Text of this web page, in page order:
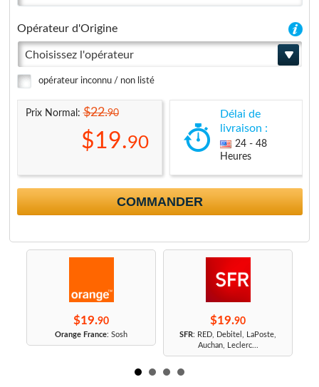
Opérateur d'Origine
Choisissez l'opérateur
opérateur inconnu / non listé
Prix Normal:$22.90
$19.90
Délai de
livraison :
24 - 48
Heures
COMMANDER
$19.90
Orange France: Sosh
$19.90
SFR: RED, Debitel, LaPoste,
Auchan, Leclerc...